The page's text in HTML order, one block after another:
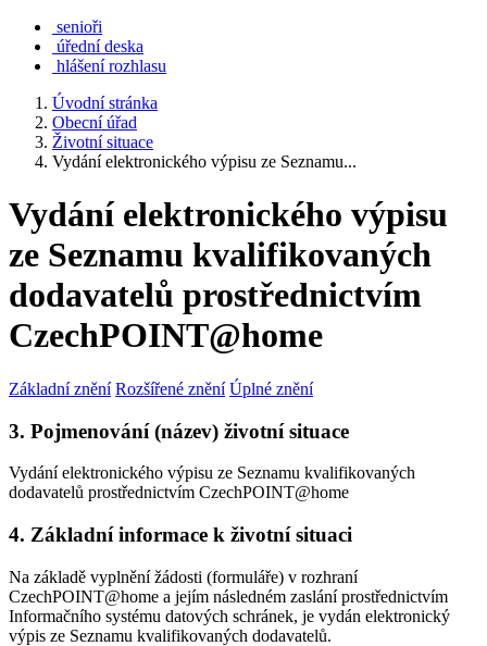
senioři
úřední deska
hlášení rozhlasu
Úvodní stránka
Obecní úřad
Životní situace
Vydání elektronického výpisu ze Seznamu...
Vydání elektronického výpisu
ze Seznamu kvalifikovaných
dodavatelů prostřednictvím
CzechPOINT@home
Základní znění Rozšířené znění Úplné znění
3. Pojmenování (název) životní situace
Vydání elektronického výpisu ze Seznamu kvalifikovaných
dodavatelů prostřednictvím CzechPOINT@home
4. Základní informace k životní situaci
Na základě vyplnění žádosti (formuláře) v rozhraní
CzechPOINT@home a jejím následném zaslání prostřednictvím
Informačního systému datových schránek, je vydán elektronický
výpis ze Seznamu kvalifikovaných dodavatelů.